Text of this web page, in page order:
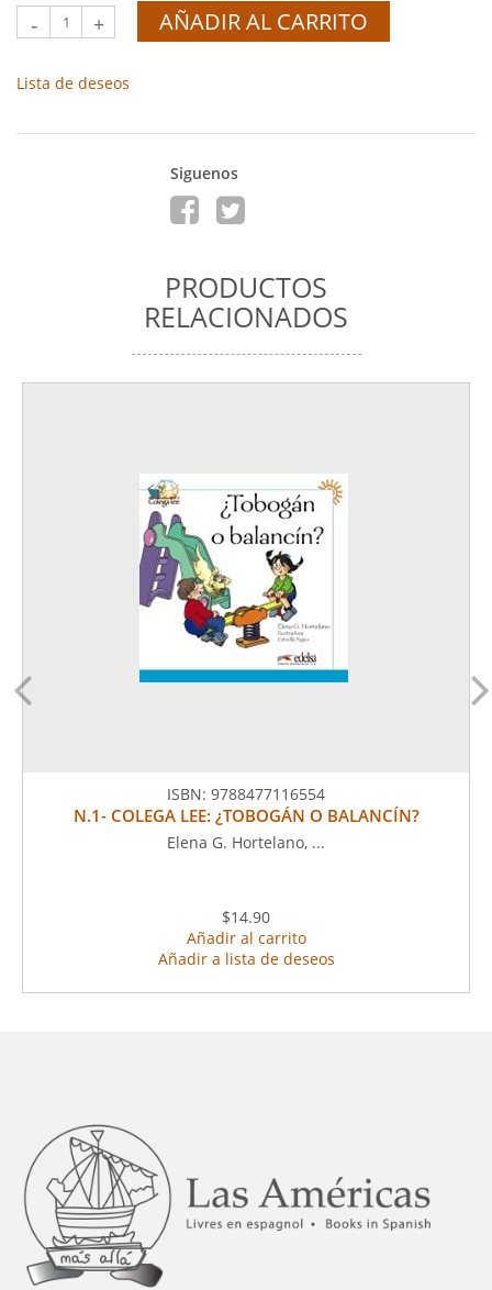
- + AÑADIR AL CARRITO
Lista de deseos
Siguenos
PRODUCTOS
RELACIONADOS
ISBN: 9788477116554
N.1- COLEGA LEE: ¿TOBOGÁN O BALANCÍN?
Elena G. Hortelano, ...
$14.90
Añadir al carrito
Añadir a lista de deseos